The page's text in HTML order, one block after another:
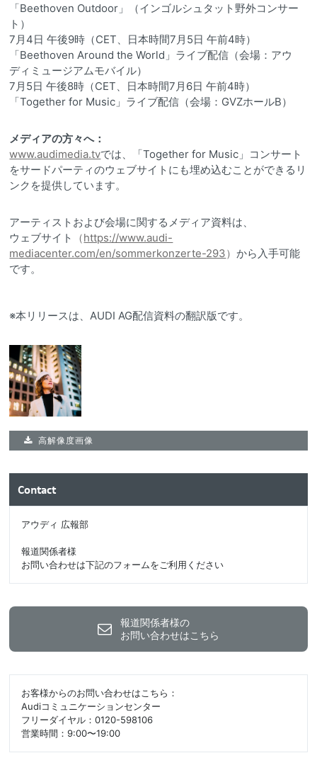
「Beethoven Outdoor」（インゴルシュタット野外コンサー
ト）
7月4日 午後9時（CET、日本時間7月5日 午前4時）
「Beethoven Around the World」ライブ配信（会場：アウ
ディミュージアムモバイル）
7月5日 午後8時（CET、日本時間7月6日 午前4時）
「Together for Music」ライブ配信（会場：GVZホールB）
メディアの方々へ：
www.audimedia.tvでは、「Together for Music」コンサート
をサードパーティのウェブサイトにも埋め込むことができるリ
ンクを提供しています。
アーティストおよび会場に関するメディア資料は、
ウェブサイト
（https://www.audi-
mediacenter.com/en/sommerkonzerte-293）から入手可能
です。
※本リリースは、AUDI AG配信資料の翻訳版です。
高解像度画像
Contact
アウディ 広報部
報道関係者様
お問い合わせは下記のフォームをご利用ください
報道関係者様の
お問い合わせはこちら
お客様からのお問い合わせはこちら：
Audiコミュニケーションセンター
フリーダイヤル：0120-598106
営業時間：9:00〜19:00